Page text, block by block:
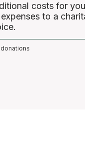
costs for
to a